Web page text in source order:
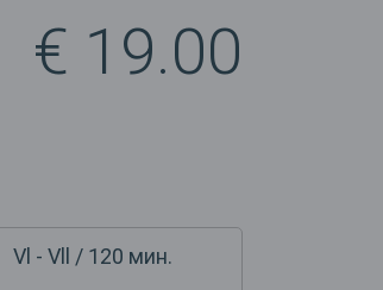
€ 19.00
Vl - Vll / 120 мин.